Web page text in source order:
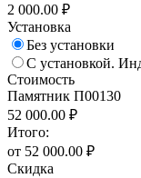
2 000.00 ₽
Установка
Без установки
С установкой.
Стоимость
Памятник П00130
52 000.00 ₽
Итого:
от 52 000.00 ₽
Скидка